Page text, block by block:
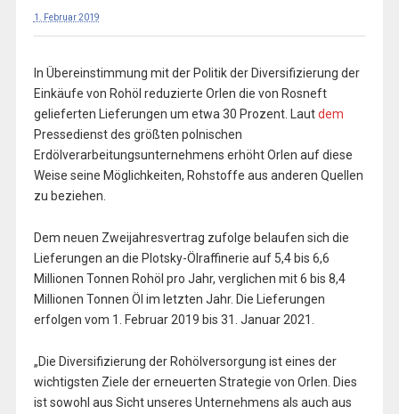
1. Februar 2019
In Übereinstimmung mit der Politik der Diversifizierung der
Einkäufe von Rohöl reduzierte Orlen die von Rosneft
gelieferten Lieferungen um etwa 30 Prozent. Lautdem
Pressedienst des größten polnischen
Erdölverarbeitungsunternehmens erhöht Orlen auf diese
Weise seine Möglichkeiten, Rohstoffe aus anderen Quellen
zu beziehen.
Dem neuen Zweijahresvertrag zufolge belaufen sich die
Lieferungen an die Plotsky-Ölraffinerie auf 5,4 bis 6,6
Millionen Tonnen Rohöl pro Jahr, verglichen mit 6 bis 8,4
Millionen Tonnen Öl im letzten Jahr. Die Lieferungen
erfolgen vom 1. Februar 2019 bis 31. Januar 2021.
„Die Diversifizierung der Rohölversorgung ist eines der
wichtigsten Ziele der erneuerten Strategie von Orlen. Dies
ist sowohl aus Sicht unseres Unternehmens als auch aus